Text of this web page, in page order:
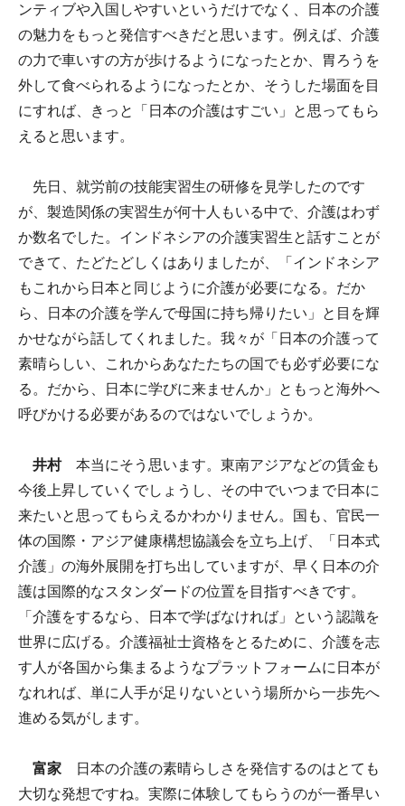
ンティブや入国しやすいというだけでなく、日本の介護
の魅力をもっと発信すべきだと思います。例えば、介護
の力で車いすの方が歩けるようになったとか、胃ろうを
外して食べられるようになったとか、そうした場面を目
にすれば、きっと「日本の介護はすごい」と思ってもら
えると思います。
先日、就労前の技能実習生の研修を見学したのです
が、製造関係の実習生が何十人もいる中で、介護はわず
か数名でした。インドネシアの介護実習生と話すことが
できて、たどたどしくはありましたが、「インドネシア
もこれから日本と同じように介護が必要になる。だか
ら、日本の介護を学んで母国に持ち帰りたい」と目を輝
かせながら話してくれました。我々が「日本の介護って
素晴らしい、これからあなたたちの国でも必ず必要にな
る。だから、日本に学びに来ませんか」ともっと海外へ
呼びかける必要があるのではないでしょうか。
井村本当にそう思います。東南アジアなどの賃金も
今後上昇していくでしょうし、その中でいつまで日本に
来たいと思ってもらえるかわかりません。国も、官民一
体の国際・アジア健康構想協議会を立ち上げ、「日本式
介護」の海外展開を打ち出していますが、早く日本の介
護は国際的なスタンダードの位置を目指すべきです。
「介護をするなら、日本で学ばなければ」という認識を
世界に広げる。介護福祉士資格をとるために、介護を志
す人が各国から集まるようなプラットフォームに日本が
なれれば、単に人手が足りないという場所から一歩先へ
進める気がします。
富家 日本の介護の素晴らしさを発信するのはとても
大切な発想ですね。実際に体験してもらうのが一番早い